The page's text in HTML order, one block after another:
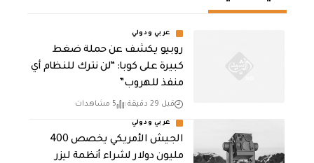
عربي ودولي
روبيو يكشف عن حملة ضغط
كبيرة على كوبا: “لن نترك للنظام أي
منفذ للهروب”
قبل 29 دقيقة 5 مشاهدات
عربي ودولي
الجيش الأمريكي يخصص 400
مليون دولار لشراء أنظمة ليزر